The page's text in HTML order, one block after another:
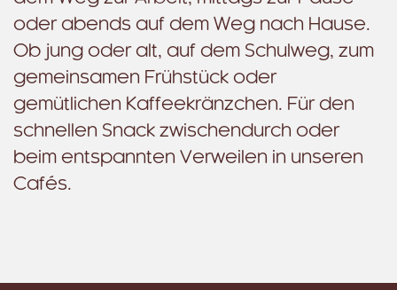
oder abends auf dem Weg nach Hause.
Ob jung oder alt, auf dem Schulweg, zum
gemeinsamen Frühstück oder
gemütlichen Kaffeekränzchen. Für den
schnellen Snack zwischendurch oder
beim entspannten Verweilen in unseren
Cafés.